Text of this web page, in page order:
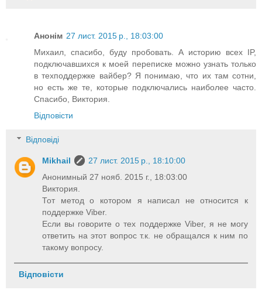
Анонім 27 лист. 2015 р., 18:03:00
Михаил, спасибо, буду пробовать. А историю всех IP,
подключавшихся к моей переписке можно узнать только
в техподдержке вайбер? Я понимаю, что их там сотни,
но есть же те, которые подключались наиболее часто.
Спасибо, Виктория.
Відповісти
Відповіді
Mikhail
27 лист. 2015 р., 18:10:00
Анонимный 27 нояб. 2015 г., 18:03:00
Виктория.
Тот метод о котором я написал не относится к
поддержке Viber.
Если вы говорите о тех поддержке Viber, я не могу
ответить на этот вопрос т.к. не обращался к ним по
такому вопросу.
Відповісти